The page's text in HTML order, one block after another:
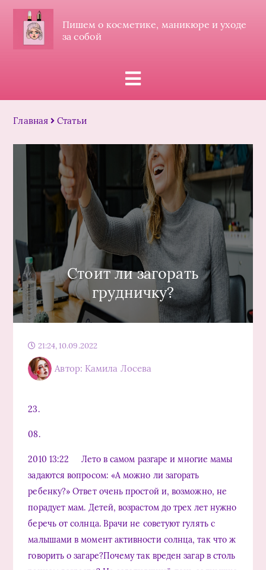
Пишем о косметике, маникюре и уходе
за собой
Главная Статьи
Стоит ли загорать
грудничку?
21:24, 10.09.2022
Автор: Камила Лосева
23.
08.
2010 13:22 Лето в самом разгаре и многие мамы
задаются вопросом: «А можно ли загорать
ребенку?» Ответ очень простой и, возможно, не
порадует мам. Детей, возрастом до трех лет нужно
беречь от солнца. Врачи не советуют гулять с
малышами в момент активности солнца, так что ж
говорить о загаре?Почему так вреден загар в столь